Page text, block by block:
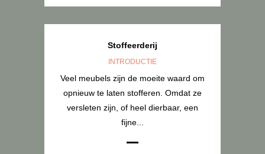
Stoffeerderij
INTRODUCTIE
Veel meubels zijn de moeite waard om
opnieuw te laten stofferen. Omdat ze
versleten zijn, of heel dierbaar, een
fijne...